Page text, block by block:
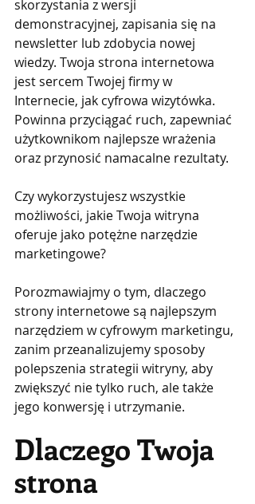
skorzystania z wersji
demonstracyjnej, zapisania się na
newsletter lub zdobycia nowej
wiedzy. Twoja strona internetowa
jest sercem Twojej firmy w
Internecie, jak cyfrowa wizytówka.
Powinna przyciągać ruch, zapewniać
użytkownikom najlepsze wrażenia
oraz przynosić namacalne rezultaty.
Czy wykorzystujesz wszystkie
możliwości, jakie Twoja witryna
oferuje jako potężne narzędzie
marketingowe?
Porozmawiajmy o tym, dlaczego
strony internetowe są najlepszym
narzędziem w cyfrowym marketingu,
zanim przeanalizujemy sposoby
polepszenia strategii witryny, aby
zwiększyć nie tylko ruch, ale także
jego konwersję i utrzymanie.
Dlaczego Twoja
strona